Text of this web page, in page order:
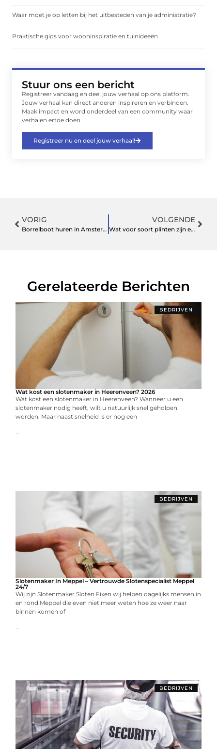
Waar moet je op letten bij het uitbesteden van je administratie?
Praktische gids voor wooninspiratie en tuinideeën
Stuur ons een bericht
Registreer vandaag en deel jouw verhaal op ons platform.
Jouw verhaal kan direct anderen inspireren en verbinden.
Maak impact en word onderdeel van een community waar
verhalen ertoe doen.
Registreer nu en deel jouw verhaal!
VORIG
Borrelboot huren in Amsterdam; wat je moet weten
VOLGENDE
Wat voor soort plinten zijn er en wat zijn de voordelen?
Gerelateerde Berichten
BEDRIJVEN
Wat kost een slotenmaker in Heerenveen? 2026
Wat kost een slotenmaker in Heerenveen? Wanneer u een
slotenmaker nodig heeft, wilt u natuurlijk snel geholpen
worden. Maar naast snelheid is er nog een
...
BEDRIJVEN
Slotenmaker In Meppel – Vertrouwde Slotenspecialist Meppel
24/7
Wij zijn Slotenmaker Sloten Fixen wij helpen dagelijks mensen in
en rond Meppel die even niet meer weten hoe ze weer naar
binnen komen of
...
BEDRIJVEN